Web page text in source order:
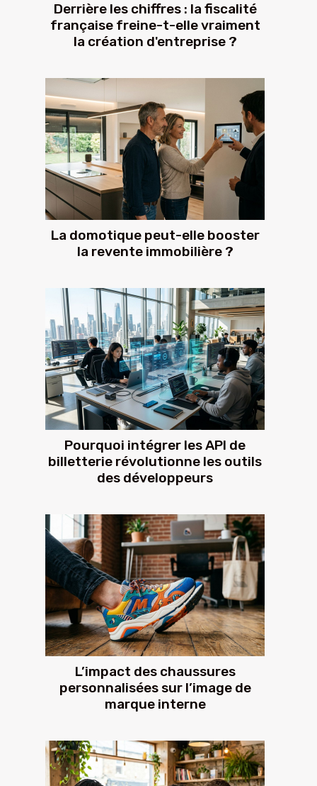
Derrière les chiffres : la fiscalité
française freine-t-elle vraiment
la création d'entreprise ?
La domotique peut-elle booster
la revente immobilière ?
Pourquoi intégrer les API de
billetterie révolutionne les outils
des développeurs
L’impact des chaussures
personnalisées sur l’image de
marque interne